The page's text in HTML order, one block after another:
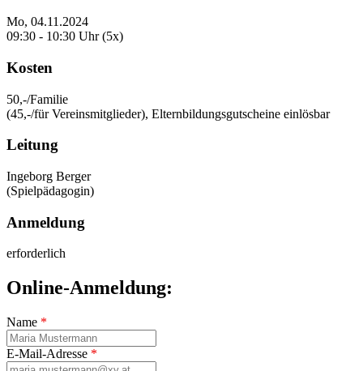
Mo, 04.11.2024
09:30 - 10:30 Uhr (5x)
Kosten
50,-/Familie
(45,-/für Vereinsmitglieder), Elternbildungsgutscheine einlösbar
Leitung
Ingeborg Berger
(Spielpädagogin)
Anmeldung
erforderlich
Online-Anmeldung:
Name *
E-Mail-Adresse *